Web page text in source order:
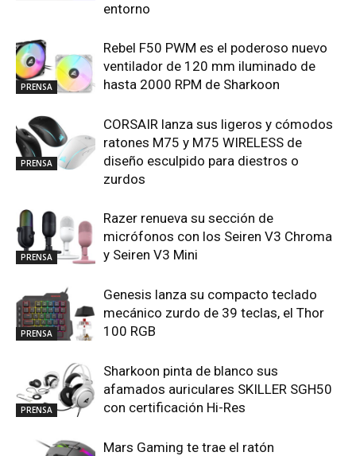
entorno
PRENSA
Rebel F50 PWM es el poderoso nuevo
ventilador de 120 mm iluminado de
hasta 2000 RPM de Sharkoon
PRENSA
CORSAIR lanza sus ligeros y cómodos
ratones M75 y M75 WIRELESS de
diseño esculpido para diestros o
zurdos
PRENSA
Razer renueva su sección de
micrófonos con los Seiren V3 Chroma
y Seiren V3 Mini
PRENSA
Genesis lanza su compacto teclado
mecánico zurdo de 39 teclas, el Thor
100 RGB
PRENSA
Sharkoon pinta de blanco sus
afamados auriculares SKILLER SGH50
con certificación Hi-Res
Mars Gaming te trae el ratón